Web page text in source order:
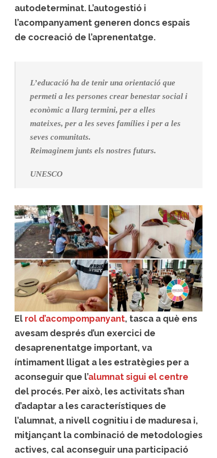
autodeterminat. L’autogestió i
l’acompanyament generen doncs espais
de cocreació de l’aprenentatge.
L’educació ha de tenir una orientació que
permeti a les persones crear benestar social i
econòmic a llarg termini, per a elles
mateixes, per a les seves famílies i per a les
seves comunitats.
Reimaginem junts els nostres futurs.
UNESCO
El rol d’acompompanyant, tasca a què ens
avesam després d’un exercici de
desaprenentatge important, va
íntimament lligat a les estratègies per a
aconseguir que l’alumnat sigui el centre
del procés. Per això, les activitats s’han
d’adaptar a les característiques de
l’alumnat, a nivell cognitiu i de maduresa i,
mitjançant la combinació de metodologies
actives, cal aconseguir una participació